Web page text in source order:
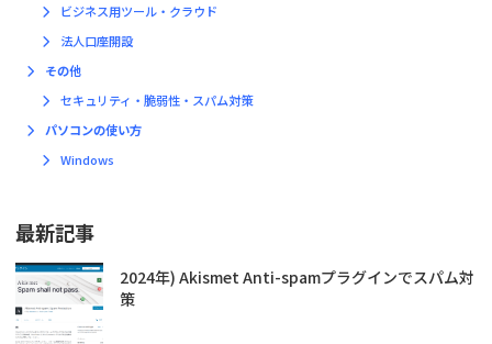
ビジネス用ツール・クラウド
法人口座開設
その他
セキュリティ・脆弱性・スパム対策
パソコンの使い方
Windows
最新記事
2024年) Akismet Anti-spamプラグインでスパム対
策